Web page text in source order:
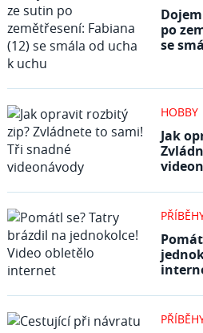
po
se
HOBBY
Jak